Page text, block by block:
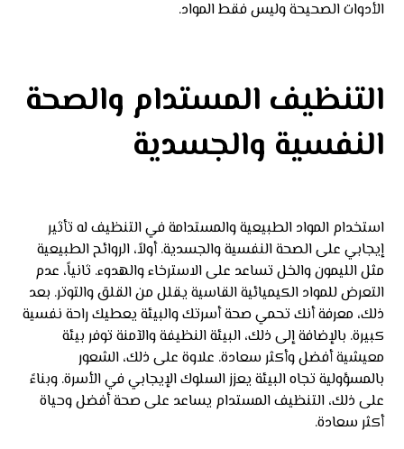
الأدوات الصحيحة وليس فقط المواد.
التنظيف المستدام والصحة
النفسية والجسدية
استخدام المواد الطبيعية والمستدامة في التنظيف له تأثير
إيجابي على الصحة النفسية والجسدية. أولاً، الروائح الطبيعية
مثل الليمون والخل تساعد على الاسترخاء والهدوء. ثانياً، عدم
التعرض للمواد الكيميائية القاسية يقلل من القلق والتوتر. بعد
ذلك، معرفة أنك تحمي صحة أسرتك والبيئة يعطيك راحة نفسية
كبيرة. بالإضافة إلى ذلك، البيئة النظيفة والآمنة توفر بيئة
معيشية أفضل وأكثر سعادة. علاوة على ذلك، الشعور
بالمسؤولية تجاه البيئة يعزز السلوك الإيجابي في الأسرة. وبناءً
على ذلك، التنظيف المستدام يساعد على صحة أفضل وحياة
أكثر سعادة.